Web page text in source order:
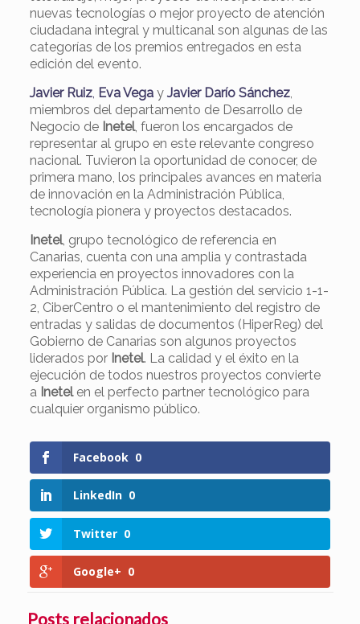
nuevas tecnologías o mejor proyecto de atención
ciudadana integral y multicanal son algunas de las
categorías de los premios entregados en esta
edición del evento.
Javier Ruiz Eva Vega yJavier Darío Sánchez
miembros del departamento de Desarrollo de
Negocio de Inetel, fueron los encargados de
representar al grupo en este relevante congreso
nacional. Tuvieron la oportunidad de conocer, de
primera mano, los principales avances en materia
de innovación en la Administración Pública,
tecnología pionera y proyectos destacados.
Inetel, grupo tecnológico de referencia en
Canarias, cuenta con una amplia y contrastada
experiencia en proyectos innovadores con la
Administración Pública. La gestión del servicio 1-1-
2, CiberCentro o el mantenimiento del registro de
entradas y salidas de documentos (HiperReg) del
Gobierno de Canarias son algunos proyectos
liderados por Inetel. La calidad y el éxito en la
ejecución de todos nuestros proyectos convierte
a Inetel en el perfecto partner tecnológico para
cualquier organismo público.
Facebook 0
LinkedIn 0
Twitter 0
Google+ 0
Posts relacionados